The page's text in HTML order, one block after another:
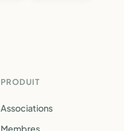
PRODUIT
Associations
Membres